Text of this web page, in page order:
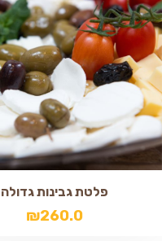
פלטת גבינות גדולה
₪260.0